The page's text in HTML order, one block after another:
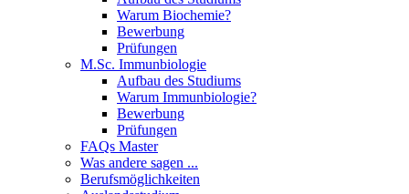
Warum Biochemie?
Bewerbung
Prüfungen
M.Sc. Immunbiologie
Aufbau des Studiums
Warum Immunbiologie?
Bewerbung
Prüfungen
FAQs Master
Was andere sagen ...
Berufsmöglichkeiten